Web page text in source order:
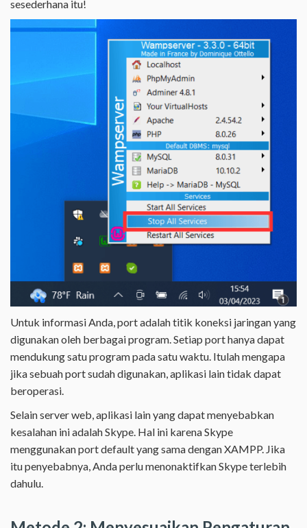
sesederhana itu!
Untuk informasi Anda, port adalah titik koneksi jaringan yang
digunakan oleh berbagai program. Setiap port hanya dapat
mendukung satu program pada satu waktu. Itulah mengapa
jika sebuah port sudah digunakan, aplikasi lain tidak dapat
beroperasi.
Selain server web, aplikasi lain yang dapat menyebabkan
kesalahan ini adalah Skype. Hal ini karena Skype
menggunakan port default yang sama dengan XAMPP. Jika
itu penyebabnya, Anda perlu menonaktifkan Skype terlebih
dahulu.